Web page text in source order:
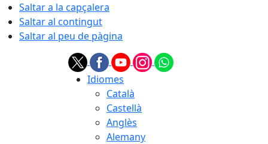
Saltar a la capçalera
Saltar al contingut
Saltar al peu de pàgina
Idiomes
Català
Castellà
Anglès
Alemany